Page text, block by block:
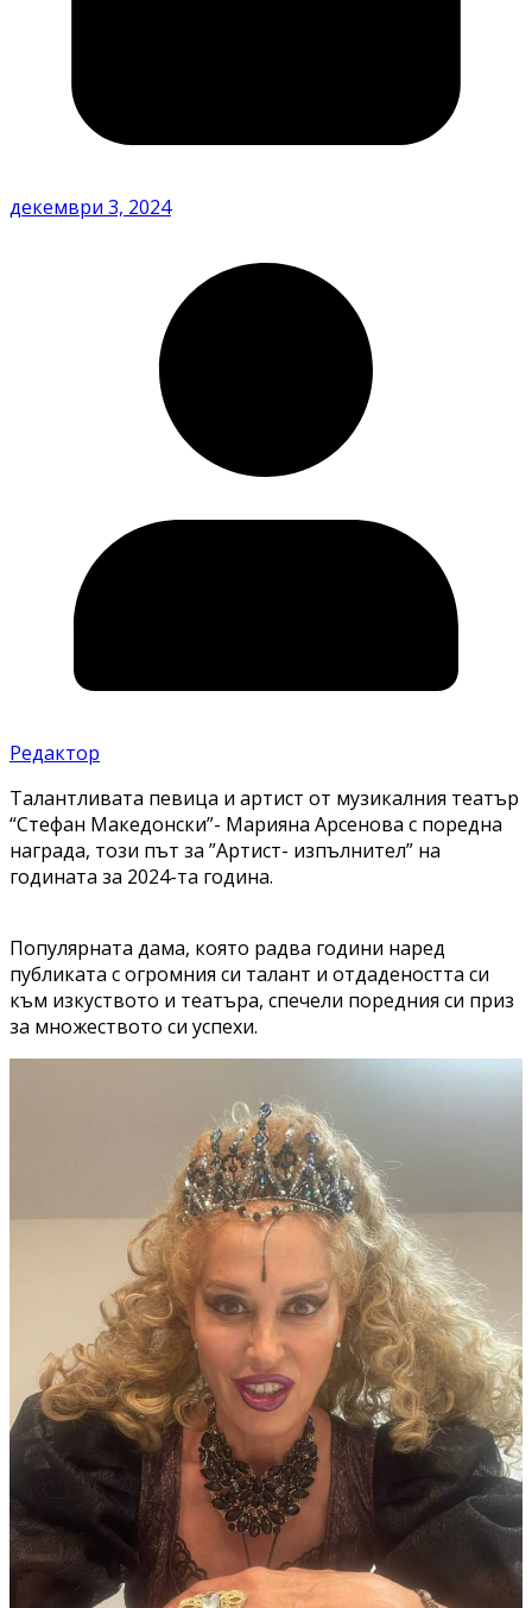
декември 3, 2024
Редактор
Талантливата певица и артист от музикалния театър
“Стефан Македонски”- Марияна Арсенова с поредна
награда, този път за ”Артист- изпълнител” на
годината за 2024-та година.
Популярната дама, която радва години наред
публиката с огромния си талант и отдадеността си
към изкуството и театъра, спечели поредния си приз
за множеството си успехи.